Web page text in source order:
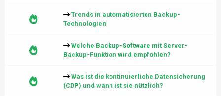
Trends in automatisierten Backup-
Technologien
Welche Backup-Software mit Server-
Backup-Funktion wird empfohlen?
Was ist die kontinuierliche Datensicherung
(CDP) und wann ist sie nützlich?